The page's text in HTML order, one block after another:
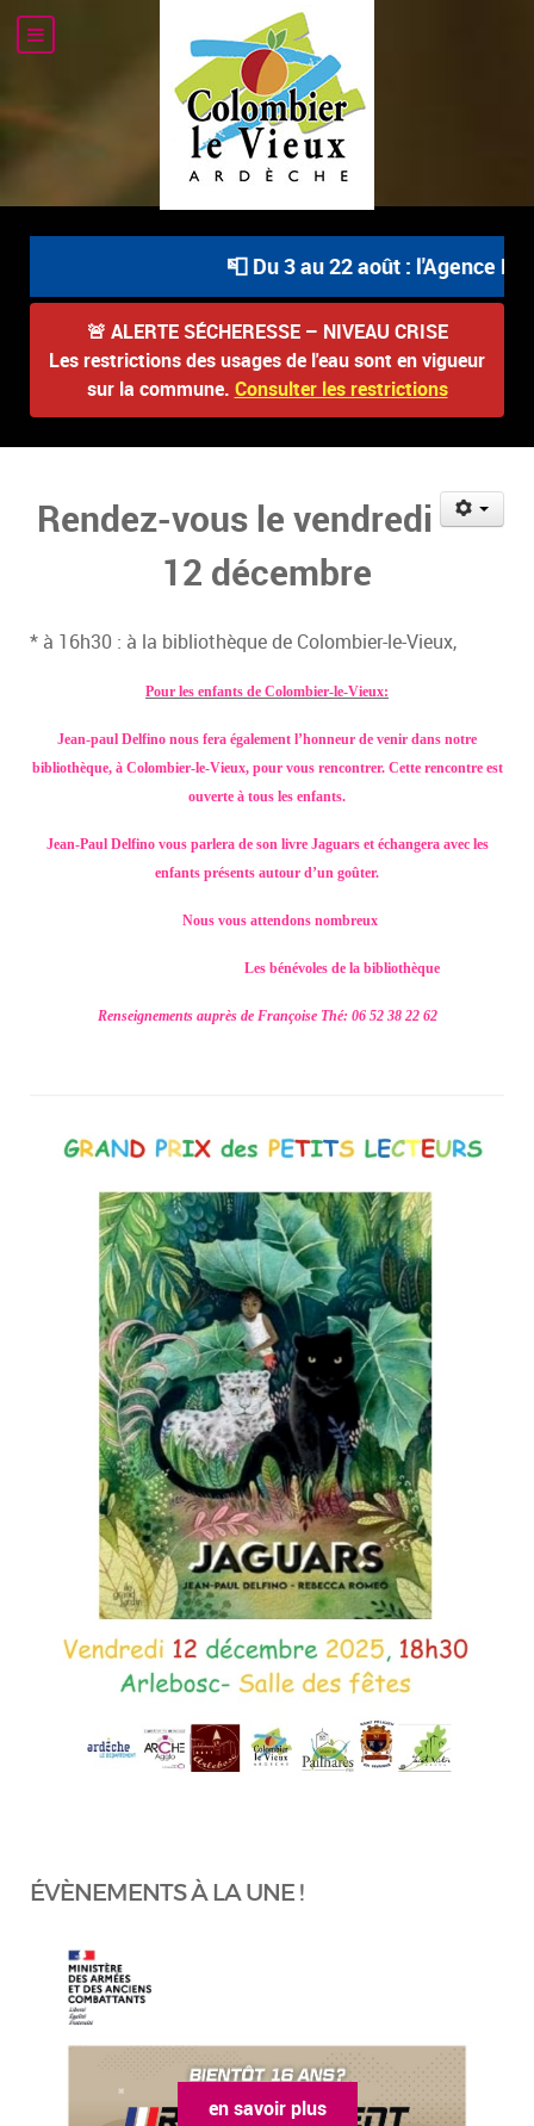
📮 Du 3 au 22 août : l'Agence
🚨 ALERTE SÉCHERESSE – NIVEAU CRISE
Les restrictions des usages de l'eau sont en vigueur
sur la commune. Consulter les restrictions
Rendez-vous le vendredi
12 décembre
* à 16h30 : à la bibliothèque de Colombier-le-Vieux,
Pour les enfants de Colombier-le-Vieux:
Jean-paul Delfino nous fera également l’honneur de venir dans notre
bibliothèque, à Colombier-le-Vieux, pour vous rencontrer. Cette rencontre est
ouverte à tous les enfants.
Jean-Paul Delfino vous parlera de son livre Jaguars et échangera avec les
enfants présents autour d’un goûter.
Nous vous attendons nombreux
Les bénévoles de la bibliothèque
Renseignements auprès de Françoise Thé: 06 52 38 22 62
ÉVÈNEMENTS À LA UNE !
en savoir plus